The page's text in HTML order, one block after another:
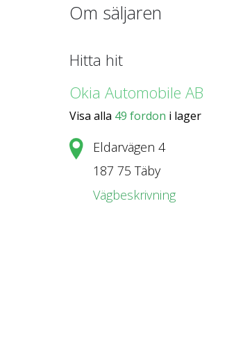
Om säljaren
Hitta hit
Okia Automobile AB
Visa alla 49 fordon i lager
Eldarvägen 4
187 75 Täby
Vägbeskrivning